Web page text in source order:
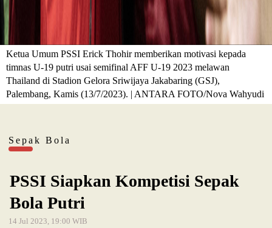
Ketua Umum PSSI Erick Thohir memberikan motivasi kepada
timnas U-19 putri usai semifinal AFF U-19 2023 melawan
Thailand di Stadion Gelora Sriwijaya Jakabaring (GSJ),
Palembang, Kamis (13/7/2023). | ANTARA FOTO/Nova Wahyudi
Sepak Bola
PSSI Siapkan Kompetisi Sepak
Bola Putri
14 Jul 2023, 19:00 WIB